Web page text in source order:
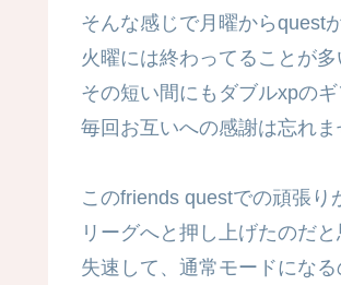
そんな感じで月曜からquest
火曜には終わってることが多
その短い間にもダブルxpの
毎回お互いへの感謝は忘れ
このfriends questでの頑張り
リーグへと押し上げたのだ
失速して、通常モードになる